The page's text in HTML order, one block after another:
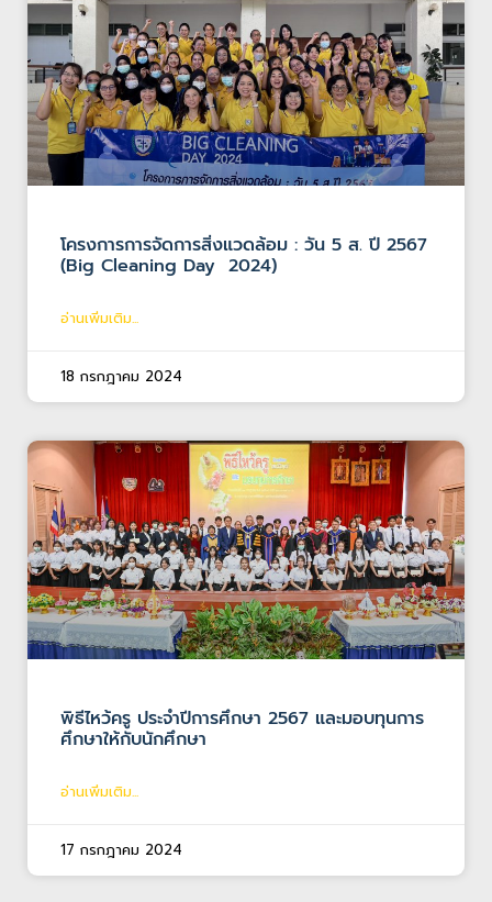
โครงการการจัดการสิ่งแวดล้อม : วัน 5 ส. ปี 2567
(Big Cleaning Day 2024)
อ่านเพิ่มเติม...
18 กรกฎาคม 2024
พิธีไหว้ครู ประจำปีการศึกษา 2567 และมอบทุนการ
ศึกษาให้กับนักศึกษา
อ่านเพิ่มเติม...
17 กรกฎาคม 2024